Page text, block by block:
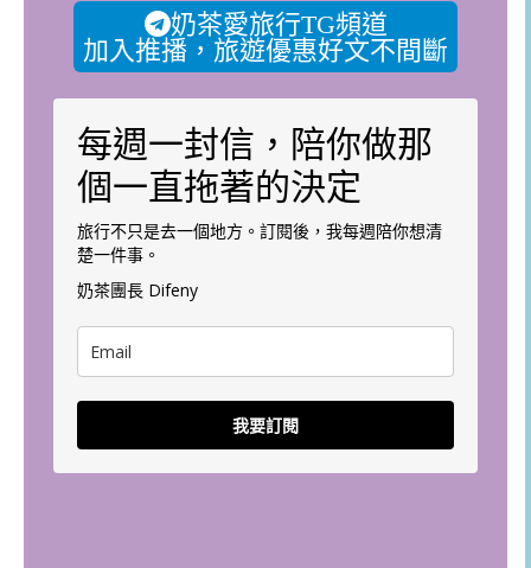
奶茶愛旅行TG頻道
加入推播，旅遊優惠好文不間斷
每週一封信，陪你做那
個一直拖著的決定
旅行不只是去一個地方。訂閱後，我每週陪你想清
楚一件事。
奶茶團長 Difeny
我要訂閱